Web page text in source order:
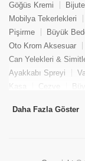
Göğüs Kremi
Mobilya Tekerlekleri
Pişirme
Büyük
Oto Krom Aksesuar
Can Yelekleri &
Ayakkabı Spreyi
Kasa
Cezve
Tekne Bağlama &
Daha Fazla Göster